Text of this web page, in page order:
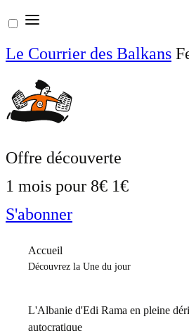
Aller
au
contenu
Le Courrier des Balkans
Offre découverte
1 mois pour 8€ 1€
S'abonner
Accueil
Découvrez la Une du jour
L'Albanie d'Edi Rama en pleine
autocratique